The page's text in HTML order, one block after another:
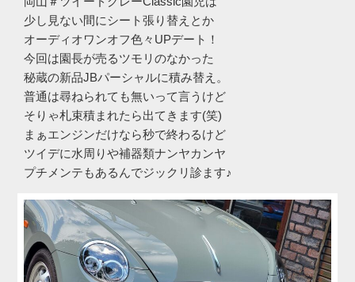
少し見ない間にシート張り替えとか
オーディオワンオフ色々UPデート！
今回は園長が売るツモリのなかった
秘蔵の新品JBパーシャルに積み替え。
普通は尋ねられても無いって言うけど
そりゃ札束積まれたら出てきます(笑)
まぁエンジンだけなら秒で終わるけど
ツイデに水周りや補器類ナンヤカンヤ
プチメンテもあるんでジックリ診ます♪